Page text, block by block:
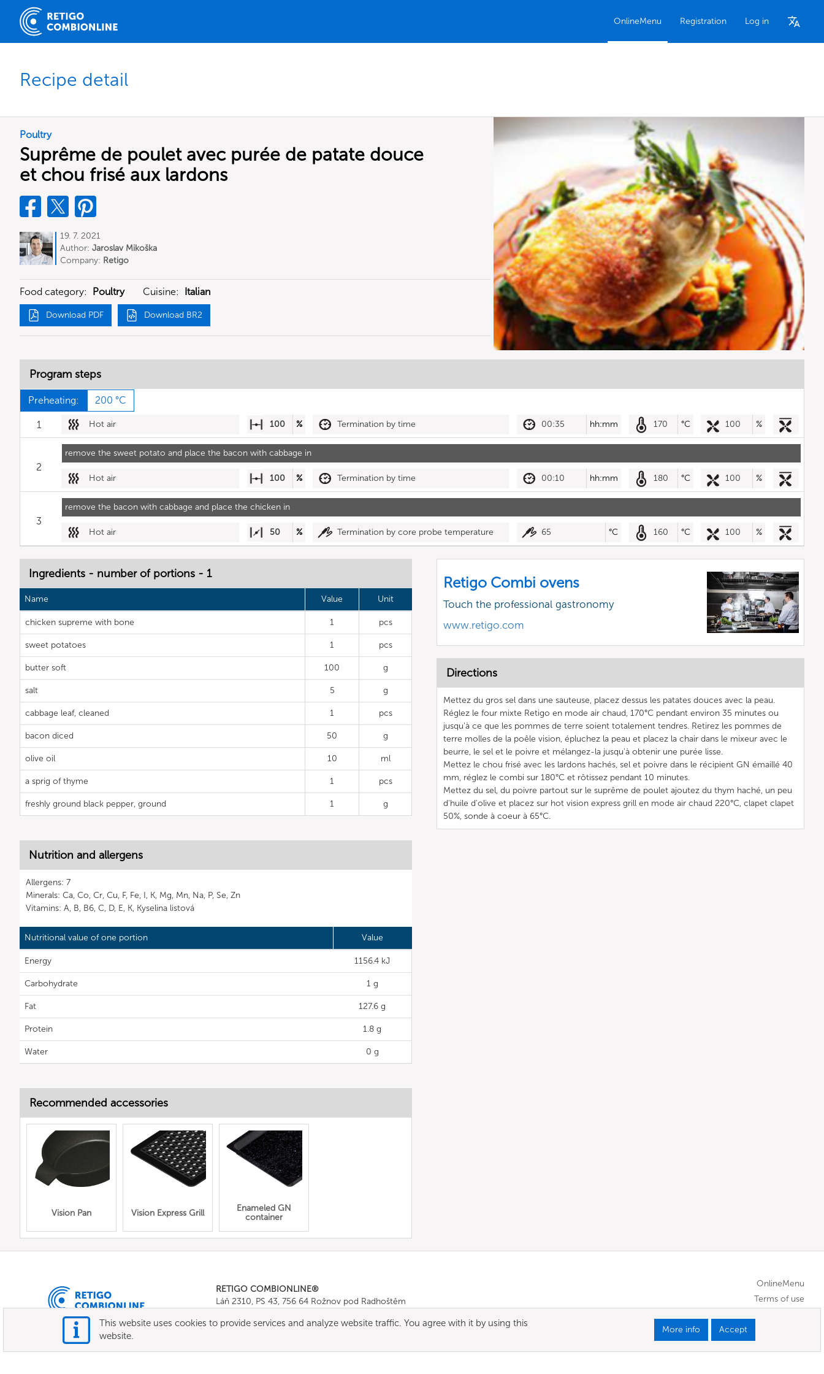
OnlineMenu Registration Log in
Recipe detail
Poultry
Suprême de poulet avec purée de patate douce
et chou frisé aux lardons
19. 7. 2021
Author: Jaroslav Mikoška
Company: Retigo
Food category: Poultry Cuisine: Italian
Download PDF Download BR2
Program steps
Preheating: 200 °C
1 Hot air 100 % Termination by time 00:35 hh:mm 170 °C 100 %
remove the sweet potato and place the bacon with cabbage in
2
Hot air 100 % Termination by time 00:10 hh:mm 180 °C 100 %
remove the bacon with cabbage and place the chicken in
3
Hot air 50 % Termination by core probe temperature 65 °C 160 °C 100 %
Ingredients - number of portions - 1
Name Value Unit
chicken supreme with bone 1 pcs
sweet potatoes 1 pcs
butter soft 100 g
salt 5 g
cabbage leaf, cleaned 1 pcs
bacon diced 50 g
olive oil 10 ml
a sprig of thyme 1 pcs
freshly ground black pepper, ground 1 g
Nutrition and allergens
Allergens: 7
Minerals: Ca, Co, Cr, Cu, F, Fe, I, K, Mg, Mn, Na, P, Se, Zn
Vitamins: A, B, B6, C, D, E, K, Kyselina listová
Nutritional value of one portion Value
Energy 1156.4 kJ
Carbohydrate 1 g
Fat 127.6 g
Protein 1.8 g
Water 0 g
Retigo Combi ovens
Touch the professional gastronomy
www.retigo.com
Directions
Mettez du gros sel dans une sauteuse, placez dessus les patates douces avec la peau.
Réglez le four mixte Retigo en mode air chaud, 170°C pendant environ 35 minutes ou
jusqu'à ce que les pommes de terre soient totalement tendres. Retirez les pommes de
terre molles de la poêle vision, épluchez la peau et placez la chair dans le mixeur avec le
beurre, le sel et le poivre et mélangez-la jusqu'à obtenir une purée lisse.
Mettez le chou frisé avec les lardons hachés, sel et poivre dans le récipient GN émaillé 40
mm, réglez le combi sur 180°C et rôtissez pendant 10 minutes.
Mettez du sel, du poivre partout sur le suprême de poulet ajoutez du thym haché, un peu
d'huile d'olive et placez sur hot vision express grill en mode air chaud 220°C, clapet clapet
50%, sonde à coeur à 65°C.
Recommended accessories
Vision Pan Vision Express Grill
Enameled GN
container
RETIGO COMBIONLINE®
Láň 2310, PS 43, 756 64 Rožnov pod Radhoštěm
E-mail:info@combionline.com
OnlineMenu
Terms of use
This website uses cookies to provide services and analyze website traffic. You agree with it by using this
website.
More info Accept